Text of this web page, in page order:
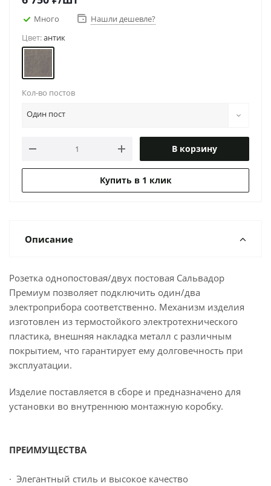
Много
Нашли дешевле?
Цвет:антик
Кол-во постов
Один пост
В корзину
Купить в 1 клик
Описание
Розетка однопостовая/двух постовая Сальвадор
Премиум позволяет подключить один/два
электроприбора соответственно. Механизм изделия
изготовлен из термостойкого электротехнического
пластика, внешняя накладка металл с различным
покрытием, что гарантирует ему долговечность при
эксплуатации.
Изделие поставляется в сборе и предназначено для
установки во внутреннюю монтажную коробку.
ПРЕИМУЩЕСТВА
· Элегантный стиль и высокое качество